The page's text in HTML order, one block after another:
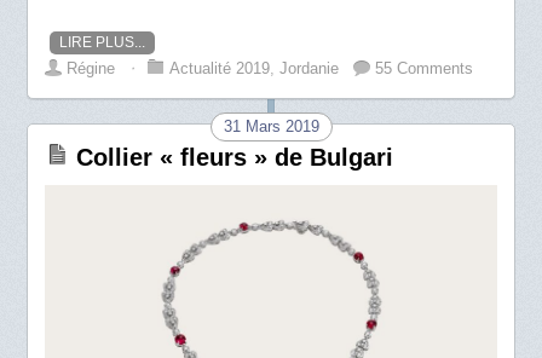
LIRE PLUS...
Régine ⋅ Actualité 2019 ,Jordanie 55 Comments
31 Mars 2019
Collier « fleurs » de Bulgari